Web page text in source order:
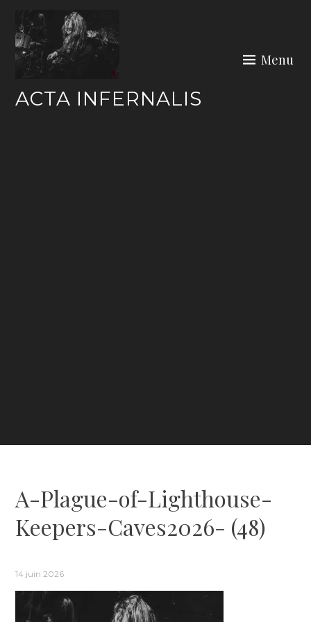
content
ACTA INFERNALIS
Menu
A-Plague-of-Lighthouse-
Keepers-Caves2026- (48)
14 juin 2026